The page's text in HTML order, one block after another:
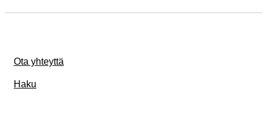
Ota yhteyttä
Haku